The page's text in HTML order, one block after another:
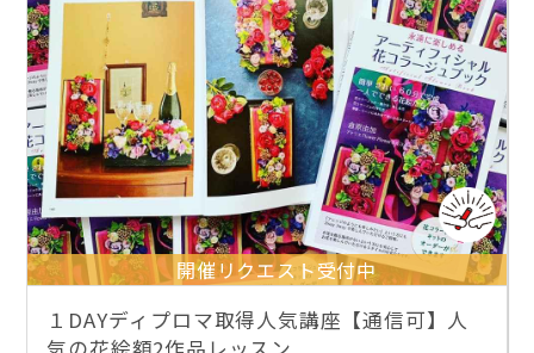
開催リクエスト受付中
１DAYディプロマ取得人気講座【通信可】人